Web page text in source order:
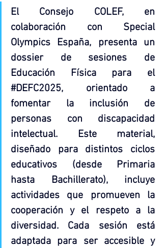
El Consejo COLEF, en
colaboración con Special
Olympics España, presenta un
dossier de sesiones de
Educación Física para el
#DEFC2025, orientado a
fomentar la inclusión de
personas con discapacidad
intelectual. Este material,
diseñado para distintos ciclos
educativos (desde Primaria
hasta Bachillerato), incluye
actividades que promueven la
cooperación y el respeto a la
diversidad. Cada sesión está
adaptada para ser accesible y